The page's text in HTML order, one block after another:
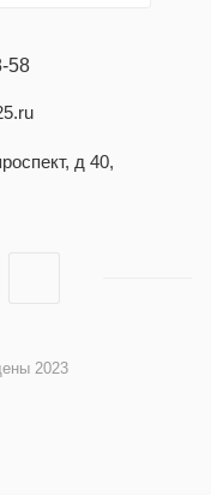
58
д 40,
2023